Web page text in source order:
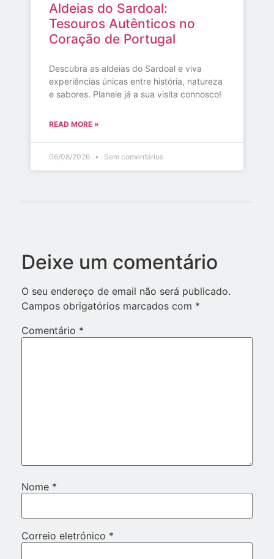
Aldeias do Sardoal:
Tesouros Autênticos no
Coração de Portugal
Descubra as aldeias do Sardoal e viva
experiências únicas entre história, natureza
e sabores. Planeie já a sua visita connosco!
READ MORE »
06/08/2026 Sem comentários
Deixe um comentário
O seu endereço de email não será publicado.
Campos obrigatórios marcados com *
Comentário *
Nome *
Correio eletrónico *